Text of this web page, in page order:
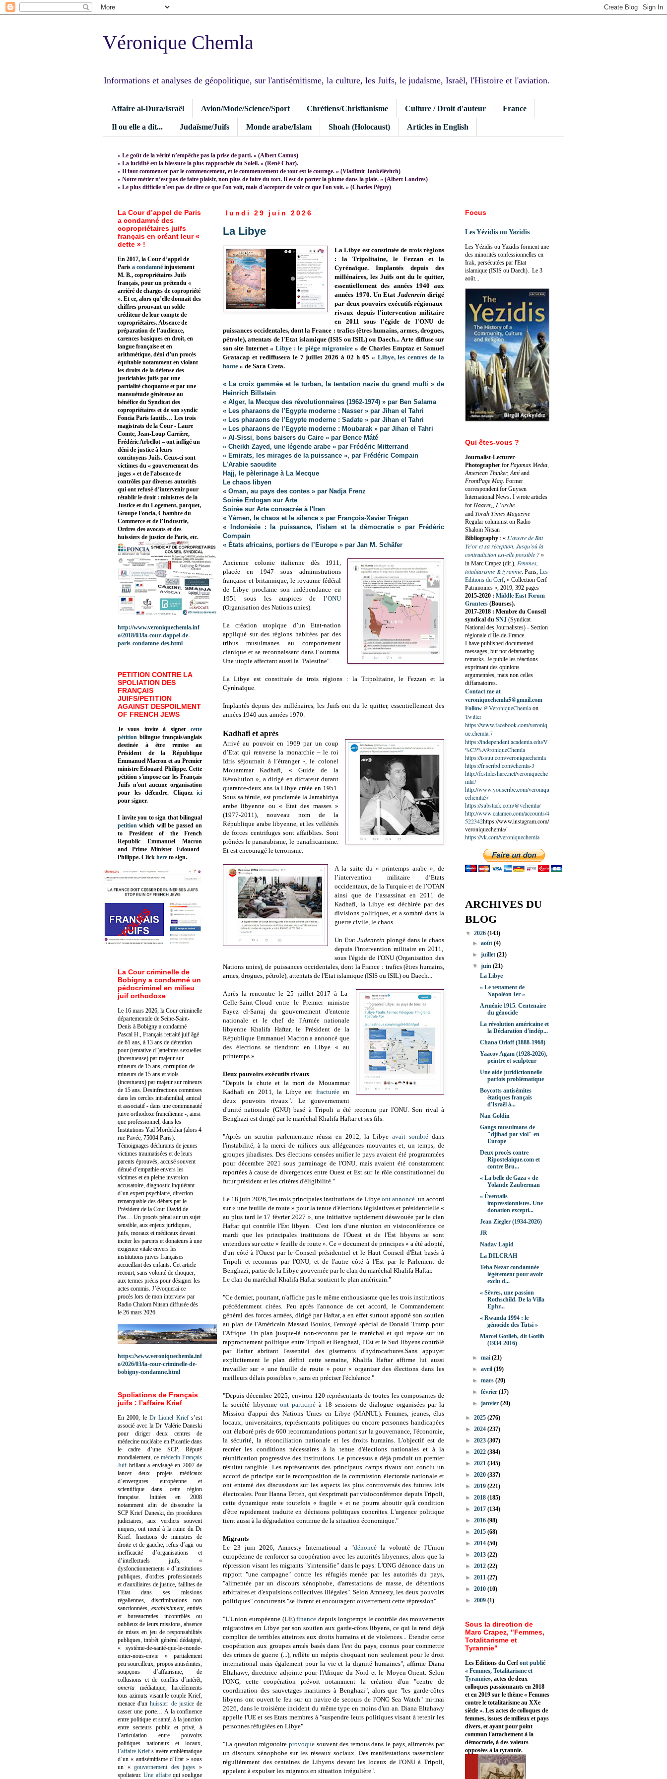
Véronique Chemla
Informations et analyses de géopolitique, sur l'antisémitisme, la culture, les Juifs, le judaïsme, Israël, l'Histoire et l'aviation.
Affaire al-Dura/Israël Avion/Mode/Science/Sport Chrétiens/Christianisme Culture / Droit d'auteur France
Il ou elle a dit... Judaïsme/Juifs Monde arabe/Islam Shoah (Holocaust) Articles in English
« Le goût de la vérité n’empêche pas la prise de parti. » (Albert Camus)
« La lucidité est la blessure la plus rapprochée du Soleil. » (René Char).
« Il faut commencer par le commencement, et le commencement de tout est le courage. » (Vladimir Jankélévitch)
« Notre métier n’est pas de faire plaisir, non plus de faire du tort. Il est de porter la plume dans la plaie. » (Albert Londres)
« Le plus difficile n'est pas de dire ce que l'on voit, mais d'accepter de voir ce que l'on voit. » (Charles Péguy)
lundi 29 juin 2026
La Libye
La Libye est constituée de trois régions
: la Tripolitaine, le Fezzan et la
Cyrénaïque. Implantés depuis des
millénaires, lesJuifsont du le quitter,
essentiellement des années 1940 aux
années 1970. Un Etat Judenreindirigé
par deux pouvoirs exécutifs régionaux
rivaux depuisl'intervention militaire
en 2011 sous l'égide de l'ONU de
puissances occidentales, dont la France : trafics (êtres humains, armes, drogues,
pétrole), attentats de l'Etat islamique (ISIS ou ISIL) ou Daech...Arte diffuse sur
son site Internet «Libye : le piège migratoire» de Charles Emptaz et Samuel
Gratacap et rediffusera le 7 juillet 2026 à 02 h 05 « Libye, les centres de la
honte » de Sara Creta.
« La croix gammée et le turban, la tentation nazie du grand mufti » de
Heinrich Billstein
« Alger, la Mecque des révolutionnaires (1962-1974) » par Ben Salama
« Les pharaons de l’Egypte moderne : Nasser » par Jihan el Tahri
« Les pharaons de l’Egypte moderne : Sadate » par Jihan el Tahri
« Les pharaons de l’Egypte moderne : Moubarak » par Jihan el Tahri
« Al-Sissi, bons baisers du Caire » par Bence Máté
« Cheikh Zayed, une légende arabe » par Frédéric Mitterrand
« Emirats, les mirages de la puissance », par Frédéric Compain
L’Arabie saoudite
Hajj, le pèlerinage à La Mecque
Le chaos libyen
« Oman, au pays des contes » par Nadja Frenz
Soirée Erdogan sur Arte
Soirée sur Arte consacrée à l'Iran
« Yémen, le chaos et le silence » par François-Xavier Trégan
« Indonésie : la puissance, l'islam et la démocratie » par Frédéric
Compain
« États africains, portiers de l’Europe » par Jan M. Schäfer
Ancienne colonie italienne dès 1911,
placée en 1947 sous administrations
française et britannique, le royaume fédéral
de Libye proclame son indépendance en
1951 sous les auspices de l’ONU
(Organisation des Nations unies).
La création utopique d’un Etat-nation
appliqué sur des régions habitées par des
tribus musulmanes au comportement
clanique et se reconnaissant dans l’oumma.
Une utopie affectant aussi la "Palestine".
La Libye est constituée de trois régions : la Tripolitaine, le Fezzan et la
Cyrénaïque.
Implantés depuis des millénaires, les Juifsont du le quitter, essentiellement des
années 1940 aux années 1970.
Kadhafi et après
Arrivé au pouvoir en 1969 par un coup
d’Etat qui renverse la monarchie – le roi
Idris séjournait à l’étranger -, le colonel
Mouammar Kadhafi, « Guide de la
Révolution », a dirigé en dictateur durant
quarante-deux ans la Libye créée en 1951.
Sous sa férule, est proclamée la Jamahiriya
arabe libyenne ou « Etat des masses »
(1977-2011), nouveau nom de la
République arabe libyenne, et les velléités
de forces centrifuges sont affaiblies. Sont
prônées le panarabisme, le panafricanisme.
Et est encouragé le terrorisme.
A la suite du « printemps arabe », de
l’intervention militaire d’Etats
occidentaux, de la Turquie et de l’OTAN
ainsi que de l’assassinat en 2011 de
Kadhafi, la Libye est déchirée par des
divisions politiques, et a sombré dans la
guerre civile, le chaos.
Un EtatJudenreinplongédans le chaos
depuisl'intervention militaire en 2011,
sous l'égide de l'ONU (Organisation des
Nations unies), de puissances occidentales, dont la France : trafics (êtres humains,
armes, drogues, pétrole), attentats de l'Etat islamique (ISIS ou ISIL) ou Daech...
Après la rencontre le 25 juillet 2017 à La-
Celle-Saint-Cloud entre le Premier ministre
Fayez el-Sarraj du gouvernement d'entente
nationale et le chef de l'Armée nationale
libyenne Khalifa Haftar, le Président de la
République Emmanuel Macron a annoncé que
des élections se tiendront en Libye « au
printemps »...
Deux pouvoirs exécutifs rivaux
"Depuis la chute et la mort de Mouammar
Kadhafi en 2011, la Libye est fracturéeen
deux pouvoirs rivaux". Le gouvernement
d'unité nationale (GNU) basé à Tripoli a été reconnu par l'ONU. Son rival à
Benghazi est dirigé par le maréchal Khalifa Haftar et ses fils.
"Après un scrutin parlementaire réussi en 2012, la Libye avait sombré dans
l'instabilité, à la merci de milices aux allégeances mouvantes et, un temps, de
groupes jihadistes. Des élections censées unifier le pays avaient été programmées
pour décembre 2021 sous parrainage de l'ONU, mais avaient été constamment
reportées à cause de divergences entre Ouest et Est sur le rôle constitutionnel du
futur président et les critères d'éligibilité."
Le 18 juin 2026,"les trois principales institutions de Libye ont annoncéun accord
sur « une feuille de route » pour la tenue d'élections législatives et présidentielle «
au plus tard le 17 février 2027 », une initiative rapidement désavouée par le clan
Haftar qui contrôle l'Est libyen. C'est lors d'une réunion en visioconférence ce
mardi que les principales instituions de l'Ouest et de l'Est libyens se sont
entendues sur cette « feuille de route ». Ce « document de principes » a été adopté,
d'un côté à l'Ouest par le Conseil présidentiel et le Haut Conseil d'État basés à
Tripoli et reconnus par l'ONU, et de l'autre côté à l'Est par le Parlement de
Benghazi, partie de la Libye gouvernée par le clan du maréchal Khalifa Haftar.
Le clan du maréchal Khalifa Haftar soutient le plan américain."
"Ce dernier, pourtant, n'affiche pas le même enthousiasme que les trois institutions
précédemment citées. Peu après l'annonce de cet accord, le Commandement
général des forces armées, dirigé par Haftar, a en effet surtout apporté son soutien
au plan de l'Américain Massad Boulos, l'envoyé spécial de Donald Trump pour
l'Afrique. Un plan jusque-là non-reconnu par le maréchal et qui repose sur un
rapprochement politique entre Tripoli et Benghazi, l'Est et le Sud libyens contrôlé
par Haftar abritant l'essentiel des gisements d'hydrocarbures.Sans appuyer
explicitement le plan défini cette semaine, Khalifa Haftar affirme lui aussi
travailler sur « une feuille de route » pour « organiser des élections dans les
meilleurs délais possibles », sans en préciser l'échéance."
"Depuis décembre 2025, environ 120 représentants de toutes les composantes de
la société libyenne ont participé à 18 sessions de dialogue organisées par la
Mission d'appui des Nations Unies en Libye (MANUL). Femmes, jeunes, élus
locaux, universitaires, représentants politiques ou encore personnes handicapées
ont élaboré près de 600 recommandations portant sur la gouvernance, l'économie,
la sécurité, la réconciliation nationale et les droits humains. L'objectif est de
recréer les conditions nécessaires à la tenue d'élections nationales et à la
réunification progressive des institutions. Le processus a déjà produit un premier
résultat tangible. Les représentants des principaux camps rivaux ont conclu un
accord de principe sur la recomposition de la commission électorale nationale et
ont entamé des discussions sur les aspects les plus controversés des futures lois
électorales. Pour Hanna Tetteh, qui s'exprimait par visioconférence depuis Tripoli,
cette dynamique reste toutefois « fragile » et ne pourra aboutir qu'à condition
d'être rapidement traduite en décisions politiques concrètes. L'urgence politique
tient aussi à la dégradation continue de la situation économique."
Migrants
Le 23 juin 2026, Amnesty International a "dénoncéla volonté de l'Union
européenne de renforcer sa coopération avec les autorités libyennes, alors que la
répression visant les migrants "s'intensifie" dans le pays. L'ONG dénonce dans un
rapport "une campagne" contre les réfugiés menée par les autorités du pays,
"alimentée par un discours xénophobe, d'arrestations de masse, de détentions
arbitraires et d'expulsions collectives illégales". Selon Amnesty, les deux pouvoirs
politiques" concurrents "se livrent et encouragent ouvertement cette répression".
"L'Union européenne (UE)finance depuis longtemps le contrôle des mouvements
migratoires en Libye par son soutien aux garde-côtes libyens, ce qui la rend déjà
complice de terribles atteintes aux droits humains et de violences... Etendre cette
coopération aux groupes armés basés dans l'est du pays, connus pour commettre
des crimes de guerre (...), reflète un mépris choquant non seulement pour le droit
international mais également pour la vie et la dignité humaines", affirme Diana
Eltahawy, directrice adjointe pour l'Afrique du Nord et le Moyen-Orient. Selon
l'ONG, cette coopération prévoit notamment la création d'un "centre de
coordination des sauvetages maritimes à Benghazi", alors que "les garde-côtes
libyens ont ouvert le feu sur un navire de secours de l'ONG Sea Watch" mi-mai
2026, dans le troisième incident du même type en moins d'un an. Diana Eltahawy
appelle l'UE et ses Etats membres à "suspendre leurs politiques visant à retenir les
personnes réfugiées en Libye".
"La question migratoire provoquesouvent des remous dans le pays, alimentés par
un discours xénophobe sur les réseaux sociaux. Des manifestations rassemblent
régulièrement des centaines de Libyens devant les locaux de l'ONU à Tripoli,
appelant à expulser les migrants en situation irrégulière".
La Cour d’appel de Paris
a condamné des
copropriétaires juifs
français en créant leur «
dette » !
En 2017, la Cour d’appel de
Paris a condamné injustement
M. B., copropriétaires Juifs
français, pour un prétendu «
arriéré de charges de copropriété
». Et ce, alors qu’elle donnait des
chiffres prouvant un solde
créditeur de leur compte de
copropriétaires. Absence de
préparation de l’audience,
carences basiques en droit, en
langue française et en
arithmétique, déni d’un procès
équitable notamment en violant
les droits de la défense des
justiciables juifs par une
partialité choquante et par une
mansuétude généreuse au
bénéfice du Syndicat des
copropriétaires et de son syndic
Foncia Paris fautifs… Les trois
magistrats de la Cour - Laure
Comte, Jean-Loup Carrière,
Frédéric Arbellot – ont infligé un
déni de justice à leurs
concitoyens Juifs. Ceux-ci sont
victimes du « gouvernement des
juges » et de l’absence de
contrôles par diverses autorités
qui ont refusé d’intervenir pour
rétablir le droit : ministres de la
Justice et du Logement, parquet,
Groupe Foncia, Chambre du
Commerce et de l’Industrie,
Ordres des avocats et des
huissiers de justice de Paris, etc.
http://www.veroniquechemla.inf
o/2018/03/la-cour-dappel-de-
paris-condamne-des.html
PETITION CONTRE LA
SPOLIATION DES
FRANÇAIS
JUIFS/PETITION
AGAINST DESPOILMENT
OF FRENCH JEWS
Je vous invite à signer cette
pétition bilingue français/anglais
destinée à être remise au
Président de la République
Emmanuel Macron et au Premier
ministre Edouard Philippe. Cette
pétition s'impose car les Français
Juifs n'ont aucune organisation
pour les défendre. Cliquez
ici
pour signer.
I invite you to sign that bilingual
petition which will be passed on
to President of the French
Republic Emmanuel Macron
and Prime Minister Edouard
Philippe. Click here to sign.
La Cour criminelle de
Bobigny a condamné un
pédocriminel en milieu
juif orthodoxe
Le 16 mars 2026, la Cour criminelle
départementale de Seine-Saint-
Denis à Bobigny a condamné
Pascal H., Français retraité juif âgé
de 61 ans, à 13 ans de détention
pour (tentative d’)atteintes sexuelles
(incestueuse) par majeur sur
mineurs de 15 ans, corruption de
mineurs de 15 ans et viols
(incestueux) par majeur sur mineurs
de 15 ans. Desinfractions commises
dans les cercles intrafamilial, amical
et associatif - dans une communauté
juive orthodoxe francilienne -, ainsi
que professionnel, dans les
Institutions Yad Mordekhaï (alors 4
rue Pavée, 75004 Paris).
Témoignages déchirants de jeunes
victimes traumatisées et de leurs
parents éprouvés, accusé souvent
dénué d’empathie envers les
victimes et en pleine inversion
accusatoire, diagnostic inquiétant
d’un expert psychiatre, direction
remarquable des débats par le
Président de la Cour David de
Pas… Un procès pénal sur un sujet
sensible, aux enjeux juridiques,
juifs, moraux et médicaux devant
inciter les parents et donateurs à une
exigence vitale envers les
institutions juives françaises
accueillant des enfants. Cet article
recourt, sans volonté de choquer,
aux termes précis pour désigner les
actes commis. J’évoquerai ce
procès lors de mon interview par
Radio Chalom Nitsan diffusée dès
le 26 mars 2026.
https://www.veroniquechemla.inf
o/2026/03/la-cour-criminelle-de-
bobigny-condamne.html
Spoliations de Français
juifs : l’affaire Krief
En 2000, le Dr Lionel Kriefs’est
associé avec la Dr Valérie Daneski
pour diriger deux centres de
médecine nucléaire en Picardie dans
le cadre d’une SCP. Réputé
mondialement, ce médecin Français
Juif brillant a envisagé en 2007 de
lancer deux projets médicaux
d’envergures européenne et
scientifique dans cette région
française. Initiées en 2008
notamment afin de dissoudre la
SCP Krief Daneski, des procédures
judiciaires, aux verdicts souvent
iniques, ont mené à la ruine du Dr
Krief. Inactions de ministres de
droite et de gauche, refus d’agir ou
inefficacité d’organisations et
d’intellectuels juifs, «
dysfonctionnements » d’institutions
publiques, d'ordres professionnels
et d'auxiliaires de justice, faillites de
l’Etat dans ses missions
régaliennes, discriminations non
sanctionnées, establishment, entités
et bureaucraties incontrôlés ou
oublieux de leurs missions, absence
de mises en jeu de responsabilités
publiques, intérêt général dédaigné,
« système-de-santé-que-le-monde-
entier-nous-envie » partialement
peu sourcilleux, propos antisémites,
soupçons d’affairisme, de
collusions et de conflits d’intérêt,
omerta médiatique, harcèlements
tous azimuts visant le couple Krief,
menace d'unhuissier de justicede
casser une porte… A la confluence
entre politique et santé, à la jonction
entre secteurs public et privé, à
l’articulation entre pouvoirs
politiques nationaux et locaux,
l’affaire Krief s’avère emblématique
d’un « antisémitisme d’Etat » sous
un «gouvernement des juges »
spoliateur.Une affairequi souligne
Focus
Les Yézidis ou Yazidis
Les Yézidis ou Yazidis forment une
des minorités confessionnelles en
Irak, persécutées par l'Etat
islamique (ISIS ou Daech). Le 3
août...
Qui êtes-vous ?
Journalist-Lecturer-
Photographer for Pajamas Media,
American Thinker, Ami and
FrontPage Mag. Former
correspondent for Guysen
International News. I wrote articles
for Haaretz, L'Arche
and Torah Times Magazine
Regular columnist on Radio
Shalom Nitsan
Bibliography : « L’œuvre de Bat
Ye’or et sa réception. Jusqu’où la
contradiction est-elle possible ? »
in Marc Crapez (dir.), Femmes,
totalitarisme & tyrannie. Paris, Les
Editions du Cerf, « Collection Cerf
Patrimoines », 2019, 392 pages
2015-2020 : Middle East Forum
Grantees (Bourses).
2017-2018 : Membre du Conseil
syndical du SNJ (Syndicat
National des Journalistes) - Section
régionale d’Île-de-France.
I have published documented
messages, but not defamating
remarks. Je publie les réactions
exprimant des opinions
argumentées, mais non celles
diffamatoires.
Contact me at
veroniquechemla5@gmail.com
Follow @VeroniqueChemlaon
Twitter
https://www.facebook.com/veroniq
ue.chemla.7
https://independent.academia.edu/V
%C3%A9roniqueChemla
https://issuu.com/veroniquechemla
https://fr.scribd.com/chemla-3
http://fr.slideshare.net/veroniqueche
mla7
http://www.youscribe.com/veroniqu
echemla5/
https://substack.com/@vchemla/
http://www.calameo.com/accounts/4
522342https://www.instagram.com/
veroniquechemla/
https://vk.com/veroniquechemla
ARCHIVES DU
BLOG
▼ 2026 (143)
►août(4)
►juillet(21)
▼juin(21)
La Libye
« Le testament de
Napoléon Ier »
Arménie 1915. Centenaire
du génocide
La révolution américaine et
la Déclaration d'indép...
Chana Orloff (1888-1968)
Yaacov Agam (1928-2026),
peintre et sculpteur
Une aide juridictionnelle
parfois problématique
Boycotts antisémites
étatiques français
d'Israël à...
Nan Goldin
Gangs musulmans de
"djihad par viol" en
Europe
Deux procès contre
Ripostelaique.com et
contre Bru...
« La belle de Gaza » de
Yolande Zauberman
« Éventails
impressionnistes. Une
donation excepti...
Jean Ziegler (1934-2026)
JR
Nadav Lapid
La DILCRAH
Teba Nezar condamnée
légèrement pour avoir
exclu d...
« Sèvres, une passion
Rothschild. De la Villa
Ephr...
« Rwanda 1994 : le
génocide des Tutsi »
Marcel Gotlieb, dit Gotlib
(1934-2016)
►mai(21)
►avril(19)
►mars(20)
►février(17)
►janvier(20)
► 2025 (276)
► 2024 (237)
► 2023 (307)
► 2022 (384)
► 2021 (345)
► 2020 (337)
► 2019 (221)
► 2018 (185)
► 2017 (134)
► 2016 (98)
► 2015 (68)
► 2014 (50)
► 2013 (22)
► 2012 (22)
► 2011 (27)
► 2010 (10)
► 2009 (1)
Sous la direction de
Marc Crapez, "Femmes,
Totalitarisme et
Tyrannie"
Les Editions du Cerfont publié
« Femmes, Totalitarisme et
Tyrannie», actes de deux
colloques passionnants en 2018
et en 2019 sur le thème « Femmes
contre le totalitarisme au XXe
siècle ». Les actes de colloques de
femmes, issues de milieux et pays
divers, et ayant pour point
commun l'attachement à la
démocratie, à des valeurs
opposées à la tyrannie.